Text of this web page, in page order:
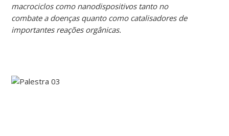
macrociclos como nanodispositivos tanto no
combate a doenças quanto como catalisadores de
importantes reações orgânicas.